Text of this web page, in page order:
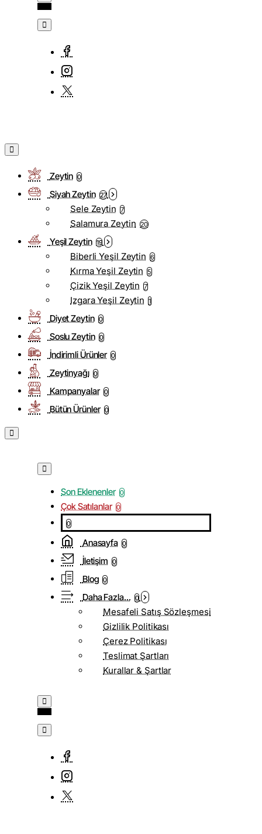
Zeytin 0
Siyah Zeytin 27
Sele Zeytin 7
Salamura Zeytin 20
Yeşil Zeytin 19
Biberli Yeşil Zeytin 6
Kırma Yeşil Zeytin 5
Çizik Yeşil Zeytin 7
Izgara Yeşil Zeytin 1
Diyet Zeytin 0
Soslu Zeytin 0
İndirimli Ürünler 0
Zeytinyağı 0
Kampanyalar 0
Bütün Ürünler 0
Son Eklenenler 0
Çok Satılanlar 0
0
Anasayfa 0
İletişim 0
Blog 0
Daha Fazla... 0
Mesafeli Satış Sözleşmesi
Gizlilik Politikası
Çerez Politikası
Teslimat Şartları
Kurallar & Şartlar